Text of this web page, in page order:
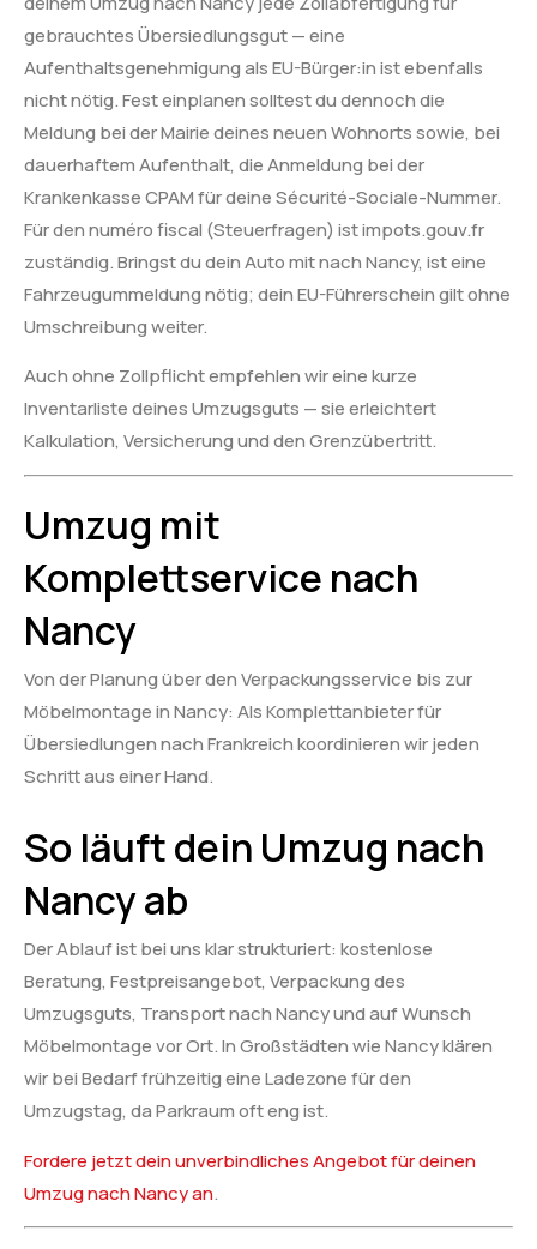
gebrauchtes Übersiedlungsgut — eine
Aufenthaltsgenehmigung als EU-Bürger:in ist ebenfalls
nicht nötig. Fest einplanen solltest du dennoch die
Meldung bei der Mairie deines neuen Wohnorts sowie, bei
dauerhaftem Aufenthalt, die Anmeldung bei der
Krankenkasse CPAM für deine Sécurité-Sociale-Nummer.
Für den numéro fiscal (Steuerfragen) ist impots.gouv.fr
zuständig. Bringst du dein Auto mit nach Nancy, ist eine
Fahrzeugummeldung nötig; dein EU-Führerschein gilt ohne
Umschreibung weiter.
Auch ohne Zollpflicht empfehlen wir eine kurze
Inventarliste deines Umzugsguts — sie erleichtert
Kalkulation, Versicherung und den Grenzübertritt.
Umzug mit
Komplettservice nach
Nancy
Von der Planung über den Verpackungsservice bis zur
Möbelmontage in Nancy: Als Komplettanbieter für
Übersiedlungen nach Frankreich koordinieren wir jeden
Schritt aus einer Hand.
So läuft dein Umzug nach
Nancy ab
Der Ablauf ist bei uns klar strukturiert: kostenlose
Beratung, Festpreisangebot, Verpackung des
Umzugsguts, Transport nach Nancy und auf Wunsch
Möbelmontage vor Ort. In Großstädten wie Nancy klären
wir bei Bedarf frühzeitig eine Ladezone für den
Umzugstag, da Parkraum oft eng ist.
Fordere jetzt dein unverbindliches Angebot für deinen
Umzug nach Nancy an.